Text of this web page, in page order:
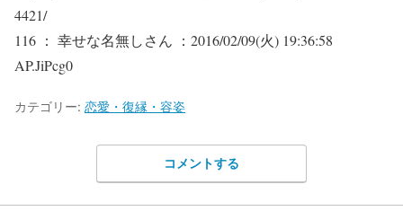
4421/
116 ： 幸せな名無しさん ：2016/02/09(火) 19:36:58
AP.JiPcg0
カテゴリー: 恋愛・復縁・容姿
コメントする